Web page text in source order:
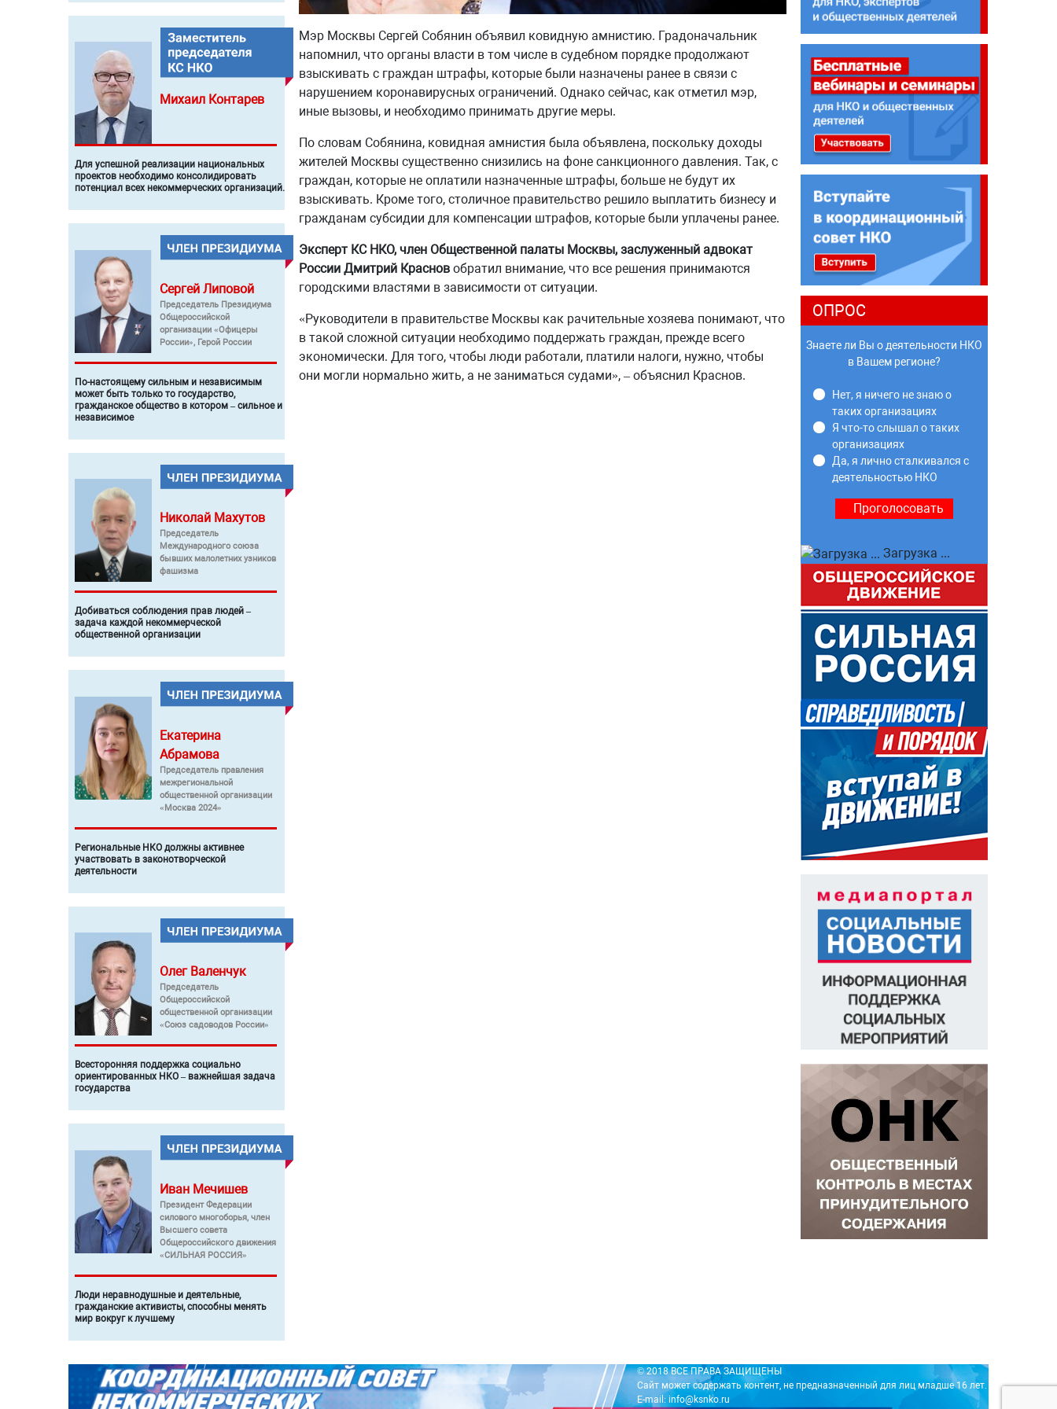
Михаил Контарев
Для успешной реализации национальных
проектов необходимо консолидировать
потенциал всех некоммерческих организаций.
Сергей Липовой
Председатель Президиума
Общероссийской
организации «Офицеры
России», Герой России
По-настоящему сильным и независимым
может быть только то государство,
гражданское общество в котором – сильное и
независимое
Николай Махутов
Председатель
Международного союза
бывших малолетних узников
фашизма
Добиваться соблюдения прав людей –
задача каждой некоммерческой
общественной организации
Екатерина
Абрамова
Председатель правления
межрегиональной
общественной организации
«Москва 2024»
Региональные НКО должны активнее
участвовать в законотворческой
деятельности
Олег Валенчук
Председатель
Общероссийской
общественной организации
«Союз садоводов России»
Всесторонняя поддержка социально
ориентированных НКО – важнейшая задача
государства
Иван Мечишев
Президент Федерации
силового многоборья, член
Высшего совета
Общероссийского движения
«СИЛЬНАЯ РОССИЯ»
Люди неравнодушные и деятельные,
гражданские активисты, способны менять
мир вокруг к лучшему
Мэр Москвы Сергей Собянин объявил ковидную амнистию. Градоначальник
напомнил, что органы власти в том числе в судебном порядке продолжают
взыскивать с граждан штрафы, которые были назначены ранее в связи с
нарушением коронавирусных ограничений. Однако сейчас, как отметил мэр,
иные вызовы, и необходимо принимать другие меры.
По словам Собянина, ковидная амнистия была объявлена, поскольку доходы
жителей Москвы существенно снизились на фоне санкционного давления. Так, с
граждан, которые не оплатили назначенные штрафы, больше не будут их
взыскивать. Кроме того, столичное правительство решило выплатить бизнесу и
гражданам субсидии для компенсации штрафов, которые были уплачены ранее.
Эксперт КС НКО, член Общественной палаты Москвы, заслуженный адвокат
России Дмитрий Красновобратил внимание, что все решения принимаются
городскими властями в зависимости от ситуации.
«Руководители в правительстве Москвы как рачительные хозяева понимают, что
в такой сложной ситуации необходимо поддержать граждан, прежде всего
экономически. Для того, чтобы люди работали, платили налоги, нужно, чтобы
они могли нормально жить, а не заниматься судами», – объяснил Краснов.
ОПРОС
Знаете ли Вы о деятельности НКО
в Вашем регионе?
Нет, я ничего не знаю о
таких организациях
Я что-то слышал о таких
организациях
Да, я лично сталкивался с
деятельностью НКО
Загрузка ...
© 2018 ВСЕ ПРАВА ЗАЩИЩЕНЫ
Сайт может содержать контент, не предназначенный для лиц младше 16 лет.
E-mail: info@ksnko.ru